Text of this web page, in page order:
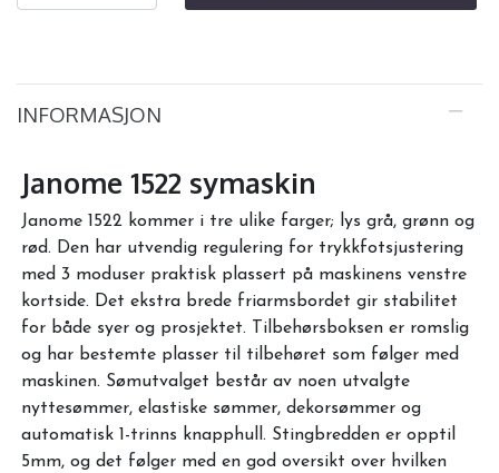
INFORMASJON
Janome 1522 symaskin
Janome 1522 kommer i tre ulike farger; lys grå, grønn og
rød. Den har utvendig regulering for trykkfotsjustering
med 3 moduser praktisk plassert på maskinens venstre
kortside. Det ekstra brede friarmsbordet gir stabilitet
for både syer og prosjektet. Tilbehørsboksen er romslig
og har bestemte plasser til tilbehøret som følger med
maskinen. Sømutvalget består av noen utvalgte
nyttesømmer, elastiske sømmer, dekorsømmer og
automatisk 1-trinns knapphull. Stingbredden er opptil
5mm, og det følger med en god oversikt over hvilken